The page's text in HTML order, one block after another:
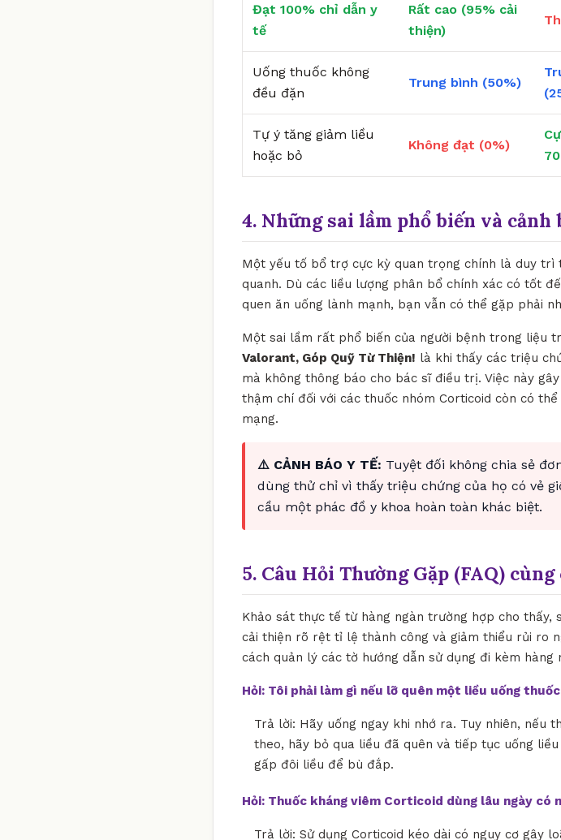
Đạt 100% chỉ dẫn y
tế
Rất cao (95% cải
thiện)
Uống thuốc không
đều đặn
Trung bình (50%)
Tự ý tăng giảm liều
hoặc bỏ
Không đạt (0%)
4. Những sai lầm phổ biến và cảnh
Một yếu tố bổ trợ cực kỳ quan trọng chính là duy trì
quanh. Dù các liều lượng phân bổ chính xác có tốt
quen ăn uống lành mạnh, bạn vẫn có thể gặp phải
Một sai lầm rất phổ biến của người bệnh trong liệu
Valorant, Góp Quỹ Từ Thiện! là khi thấy các triệu
mà không thông báo cho bác sĩ điều trị. Việc này
thậm chí đối với các thuốc nhóm Corticoid còn có
mạng.
⚠️ CẢNH BÁO Y TẾ: Tuyệt đối không chia sẻ
dùng thử chỉ vì thấy triệu chứng của họ có vẻ
cầu một phác đồ y khoa hoàn toàn khác biệt.
5. Câu Hỏi Thường Gặp (FAQ)
Khảo sát thực tế từ hàng ngàn trường hợp cho
cải thiện rõ rệt tỉ lệ thành công và giảm thiểu rủi ro
cách quản lý các tờ hướng dẫn sử dụng đi kèm hàng
Hỏi: Tôi phải làm gì nếu lỡ quên một liều uống
Trả lời: Hãy uống ngay khi nhớ ra. Tuy nhiên, nếu
theo, hãy bỏ qua liều đã quên và tiếp tục uống
gấp đôi liều để bù đắp.
Hỏi: Thuốc kháng viêm Corticoid dùng lâu ngày có
Trả lời: Sử dụng Corticoid kéo dài có nguy cơ gây